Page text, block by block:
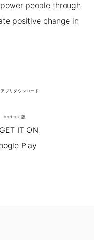
people through
positive change in
プリ ダウンロード
Android版